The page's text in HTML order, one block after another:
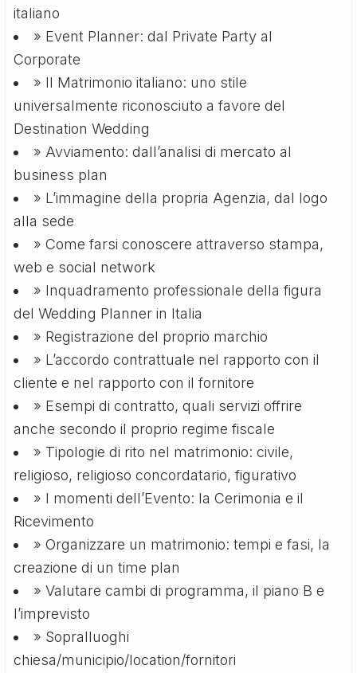
italiano
» Event Planner: dal Private Party al
Corporate
» Il Matrimonio italiano: uno stile
universalmente riconosciuto a favore del
Destination Wedding
» Avviamento: dall’analisi di mercato al
business plan
» L’immagine della propria Agenzia, dal logo
alla sede
» Come farsi conoscere attraverso stampa,
web e social network
» Inquadramento professionale della figura
del Wedding Planner in Italia
» Registrazione del proprio marchio
» L’accordo contrattuale nel rapporto con il
cliente e nel rapporto con il fornitore
» Esempi di contratto, quali servizi offrire
anche secondo il proprio regime fiscale
» Tipologie di rito nel matrimonio: civile,
religioso, religioso concordatario, figurativo
» I momenti dell’Evento: la Cerimonia e il
Ricevimento
» Organizzare un matrimonio: tempi e fasi, la
creazione di un time plan
» Valutare cambi di programma, il piano B e
l’imprevisto
» Sopralluoghi
chiesa/municipio/location/fornitori